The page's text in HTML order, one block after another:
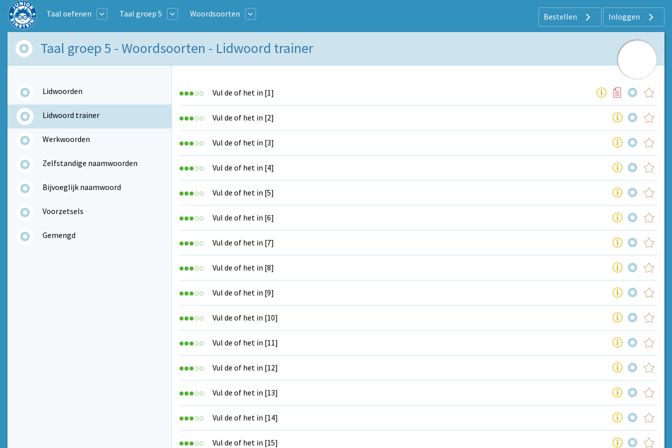
Taal oefenen Taal groep 5 Woordsoorten Bestellen Inloggen
Taal groep 5 - Woordsoorten - Lidwoord trainer
Lidwoorden
Lidwoord trainer
Werkwoorden
Zelfstandige naamwoorden
Bijvoeglijk naamwoord
Voorzetsels
Gemengd
Vul de of het in [1]
Vul de of het in [2]
Vul de of het in [3]
Vul de of het in [4]
Vul de of het in [5]
Vul de of het in [6]
Vul de of het in [7]
Vul de of het in [8]
Vul de of het in [9]
Vul de of het in [10]
Vul de of het in [11]
Vul de of het in [12]
Vul de of het in [13]
Vul de of het in [14]
Vul de of het in [15]